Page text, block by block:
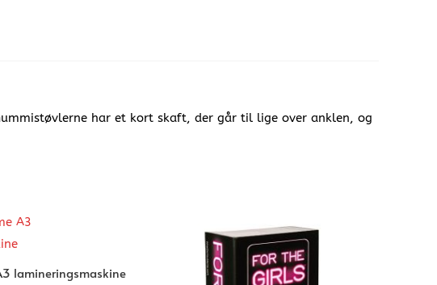
har et kort skaft, der går til lige over anklen, og
lamineringsmaskine